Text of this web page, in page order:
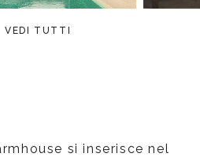
VEDI TUTTI
si inserisce nel